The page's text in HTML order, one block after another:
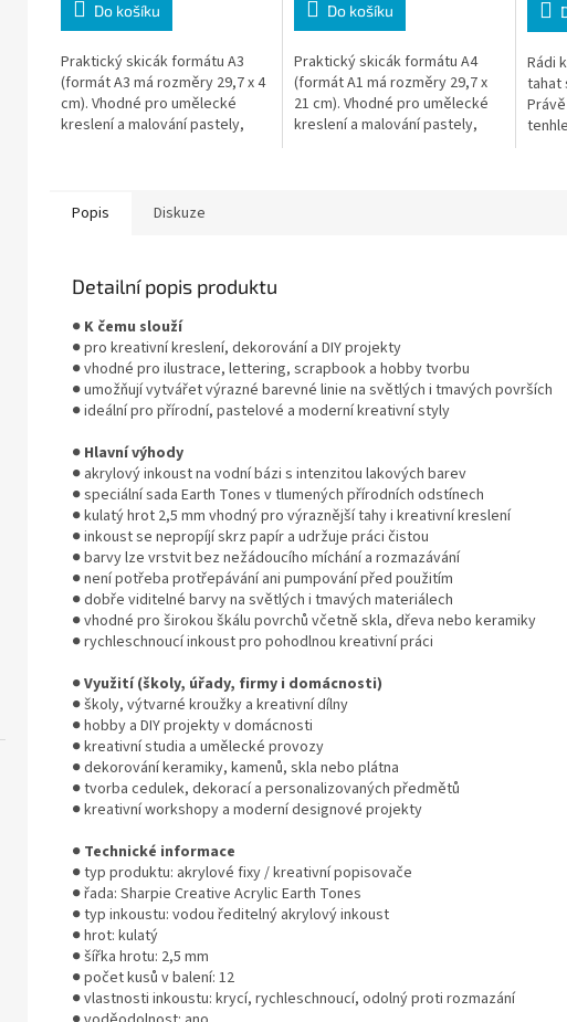
Do košíku
Praktický skicák formátu A3
(formát A3 má rozměry 29,7 x 4
cm). Vhodné pro umělecké
kreslení a malování pastely,
Do košíku
Praktický skicák formátu A4
(formát A1 má rozměry 29,7 x
21 cm). Vhodné pro umělecké
kreslení a malování pastely,
Rádi
tahat
Popis Diskuze
Detailní popis produktu
● K čemu slouží
● pro kreativní kreslení, dekorování a DIY projekty
● vhodné pro ilustrace, lettering, scrapbook a hobby tvorbu
● umožňují vytvářet výrazné barevné linie na světlých i tmavých površích
● ideální pro přírodní, pastelové a moderní kreativní styly
● Hlavní výhody
● akrylový inkoust na vodní bázi s intenzitou lakových barev
● speciální sada Earth Tones v tlumených přírodních odstínech
● kulatý hrot 2,5 mm vhodný pro výraznější tahy i kreativní kreslení
● inkoust se nepropíjí skrz papír a udržuje práci čistou
● barvy lze vrstvit bez nežádoucího míchání a rozmazávání
● není potřeba protřepávání ani pumpování před použitím
● dobře viditelné barvy na světlých i tmavých materiálech
● vhodné pro širokou škálu povrchů včetně skla, dřeva nebo keramiky
● rychleschnoucí inkoust pro pohodlnou kreativní práci
●Využití (školy, úřady, firmy i domácnosti)
● školy, výtvarné kroužky a kreativní dílny
● hobby a DIY projekty v domácnosti
● kreativní studia a umělecké provozy
● dekorování keramiky, kamenů, skla nebo plátna
● tvorba cedulek, dekorací a personalizovaných předmětů
● kreativní workshopy a moderní designové projekty
● Technické informace
● typ produktu: akrylové fixy / kreativní popisovače
● řada: Sharpie Creative Acrylic Earth Tones
● typ inkoustu: vodou ředitelný akrylový inkoust
● hrot: kulatý
● šířka hrotu: 2,5 mm
● počet kusů v balení: 12
● vlastnosti inkoustu: krycí, rychleschnoucí, odolný proti rozmazání